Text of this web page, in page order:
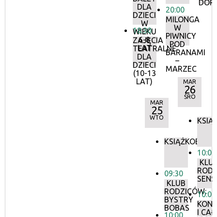
DLA
DZIECI
W
WIEKU
6-8
LAT
18:30
ZAJĘCIA
TEATRALNE
DLA
DZIECI
(10-13
LAT)
20:00
MILONGA
W
PIWNICY
POD
BARANAMI
–
MARZEC
MAR
25
WTO
KSIĄŻKOBIEG
09:30
KLUB
RODZICÓW:
BYSTRY
BOBAS
10:00
MAR
26
ŚRO
10:00
10:00
I